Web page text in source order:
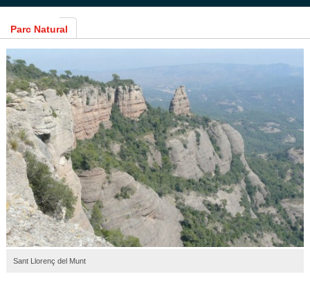
Parc Natural
Sant Llorenç del Munt